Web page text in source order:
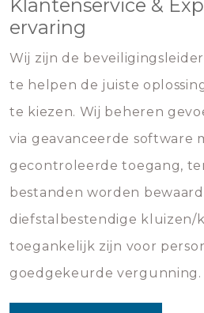
Klantenservice &
ervaring
Wij zijn de
te helpen de juiste
te kiezen. Wij beheren
via geavanceerde software
gecontroleerde toegang,
bestanden worden
diefstalbestendige kluizen/
toegankelijk zijn voor
goedgekeurde vergunning.